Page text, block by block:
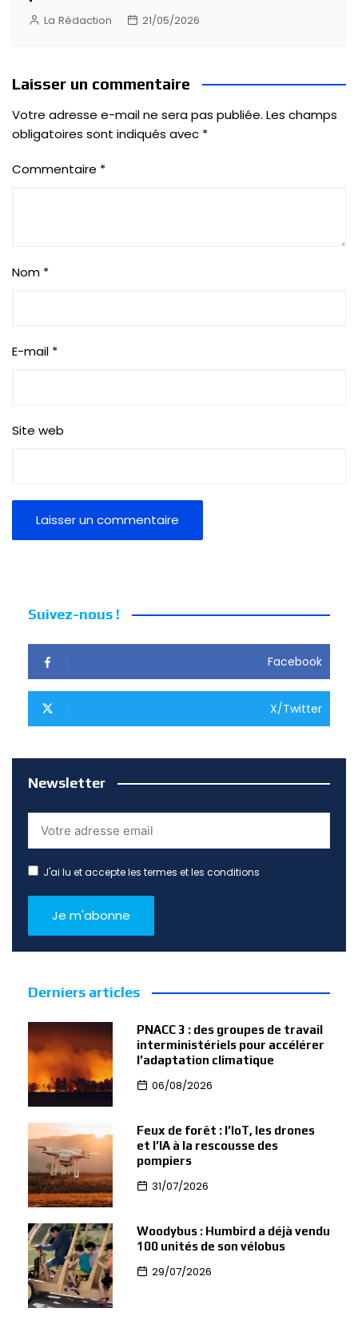
La Rédaction 21/05/2026
Laisser un commentaire
Votre adresse e-mail ne sera pas publiée. Les champs
obligatoires sont indiqués avec *
Commentaire *
Nom *
E-mail *
Site web
Suivez-nous !
Facebook
X/Twitter
Newsletter
J'ai lu et accepte les termes et les conditions
Derniers articles
PNACC 3 : des groupes de travail
interministériels pour accélérer
l’adaptation climatique
06/08/2026
Feux de forêt : l’IoT, les drones
et l’IA à la rescousse des
pompiers
31/07/2026
Woodybus : Humbird a déjà vendu
100 unités de son vélobus
29/07/2026